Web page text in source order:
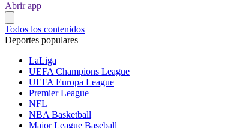
Abrir app
Todos los contenidos
Deportes populares
LaLiga
UEFA Champions League
UEFA Europa League
Premier League
NFL
NBA Basketball
Major League Baseball